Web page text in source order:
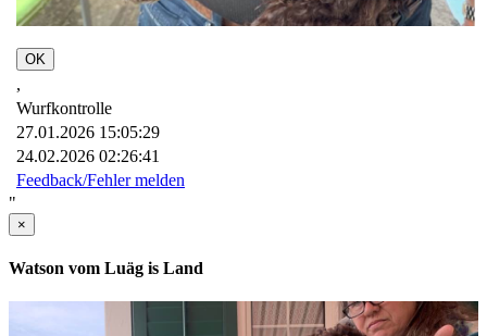
OK
,
Wurfkontrolle
27.01.2026 15:05:29
24.02.2026 02:26:41
Feedback/Fehler melden
"
×
Watson vom Luäg is Land